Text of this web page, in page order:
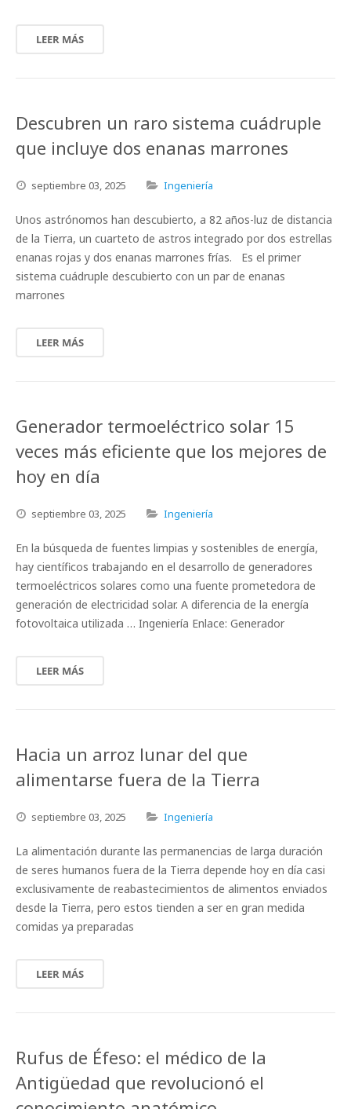
LEER MÁS
Descubren un raro sistema cuádruple
que incluye dos enanas marrones
septiembre 03, 2025 Ingeniería
Unos astrónomos han descubierto, a 82 años-luz de distancia
de la Tierra, un cuarteto de astros integrado por dos estrellas
enanas rojas y dos enanas marrones frías. Es el primer
sistema cuádruple descubierto con un par de enanas
marrones
LEER MÁS
Generador termoeléctrico solar 15
veces más eficiente que los mejores de
hoy en día
septiembre 03, 2025 Ingeniería
En la búsqueda de fuentes limpias y sostenibles de energía,
hay científicos trabajando en el desarrollo de generadores
termoeléctricos solares como una fuente prometedora de
generación de electricidad solar. A diferencia de la energía
fotovoltaica utilizada … Ingeniería Enlace: Generador
LEER MÁS
Hacia un arroz lunar del que
alimentarse fuera de la Tierra
septiembre 03, 2025 Ingeniería
La alimentación durante las permanencias de larga duración
de seres humanos fuera de la Tierra depende hoy en día casi
exclusivamente de reabastecimientos de alimentos enviados
desde la Tierra, pero estos tienden a ser en gran medida
comidas ya preparadas
LEER MÁS
Rufus de Éfeso: el médico de la
Antigüedad que revolucionó el